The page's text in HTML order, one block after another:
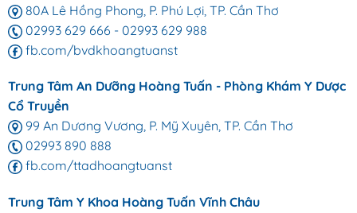
80A Lê Hồng Phong, P. Phú Lợi, TP. Cần Thơ
02993 629 666 - 02993 629 988
fb.com/bvdkhoangtuanst
Trung Tâm An Dưỡng Hoàng Tuấn - Phòng Khám Y Dược
Cổ Truyền
99 An Dương Vương, P. Mỹ Xuyên, TP. Cần Thơ
02993 890 888
fb.com/ttadhoangtuanst
Trung Tâm Y Khoa Hoàng Tuấn Vĩnh Châu